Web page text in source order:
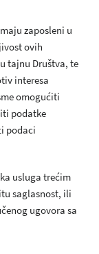
zaposleni u
ovih
tajnu Društva, te
interesa
omogućiti
podatke
podaci
usluga trećim
saglasnost, ili
ugovora sa